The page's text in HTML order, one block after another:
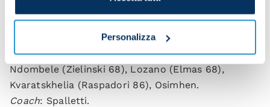
Personalizza
Coach: Allegri.
: Meret; Di Lorenzo, Juan Jesus, Kim,
Olivera, Anguissa, Lobotka (Rrahmani 90+4),
Ndombele (Zielinski 68), Lozano (Elmas 68),
Kvaratskhelia (Raspadori 86), Osimhen.
Coach: Spalletti.